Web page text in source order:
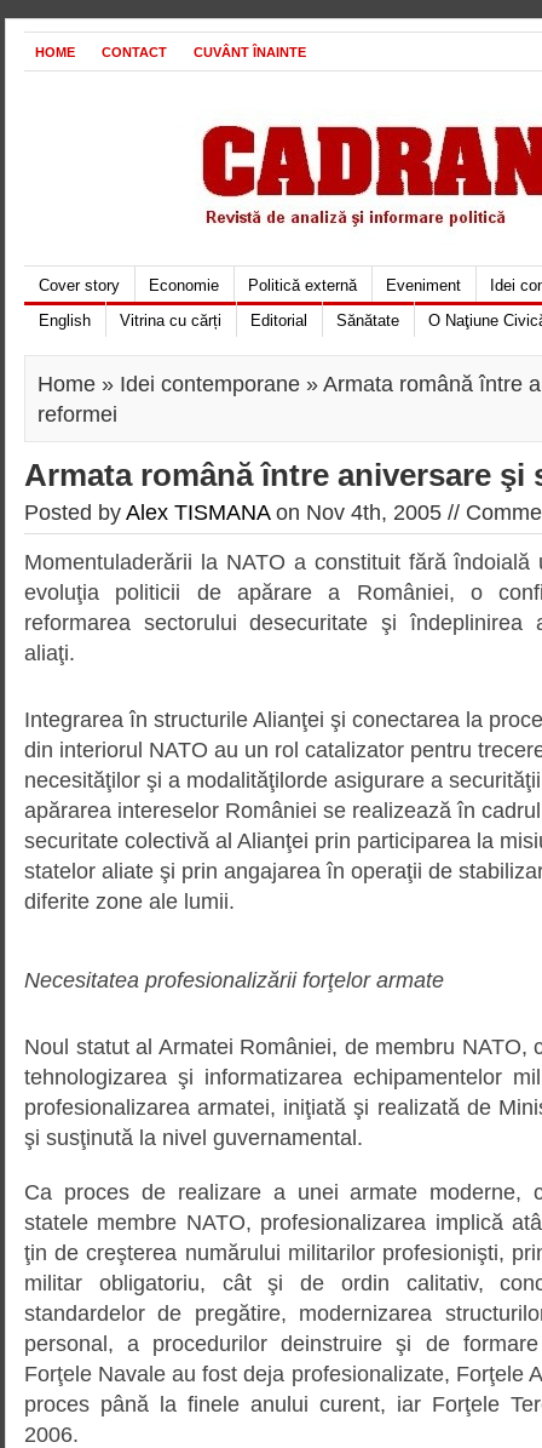
HOME CONTACT CUVÂNT ÎNAINTE
Cover story Economie Politică externă Eveniment
Idei
English
Vitrina cu cărți Editorial Sănătate O Naţiune
Home » Idei contemporane » Armata română între
reformei
Armata română între aniversare şi
Posted byAlex TISMANAon Nov 4th, 2005 //
Momentuladerării la NATO a constituit fără
evoluţia politicii de apărare a României, o
reformarea sectorului desecuritate şi îndeplinirea
aliaţi.
Integrarea în structurile Alianţei şi conectarea la
din interiorul NATO au un rol catalizator pentru
necesităţilor şi a modalităţilorde asigurare a
apărarea intereselor României se realizează în
securitate colectivă al Alianţei prin participarea la
statelor aliate şi prin angajarea în operaţii de
diferite zone ale lumii.
Necesitatea profesionalizării forţelor armate
Noul statut al Armatei României, de membru NATO,
tehnologizarea şi informatizarea echipamentelor
profesionalizarea armatei, iniţiată şi realizată de
şi susţinută la nivel guvernamental.
Ca proces de realizare a unei armate moderne,
statele membre NATO, profesionalizarea implică
ţin de creşterea numărului militarilor profesionişti,
militar obligatoriu, cât şi de ordin calitativ,
standardelor de pregătire, modernizarea
personal, a procedurilor deinstruire şi de
Forţele Navale au fost deja profesionalizate, Forţele
proces până la finele anului curent, iar Forţele
2006.